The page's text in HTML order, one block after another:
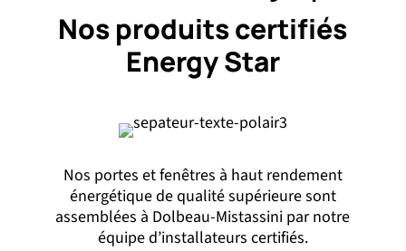
Nos produits certifiés
Energy Star
Nos portes et fenêtres à haut rendement
énergétique de qualité supérieure sont
assemblées à Dolbeau-Mistassini par notre
équipe d’installateurs certifiés.